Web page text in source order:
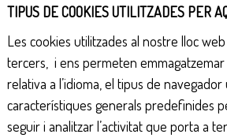
TIPUS DE COOKIES UTILITZADES PER
Les cookies utilitzades al nostre lloc
tercers, i ens permeten emmagatzemar
relativa a l’idioma, el tipus de navegador
característiques generals predefinides
seguir i analitzar l’activitat que porta a